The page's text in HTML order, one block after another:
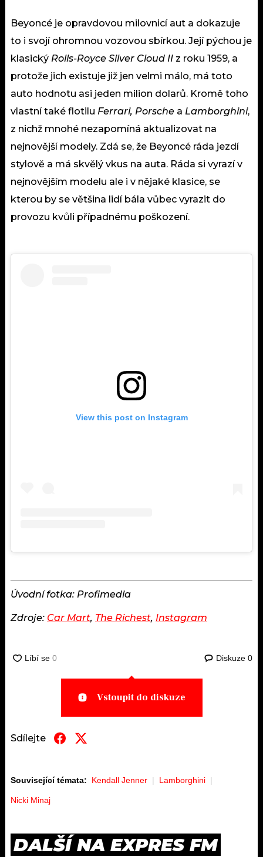
Beyoncé je opravdovou milovnicíaut a dokazuje
to i svojí ohromnou vozovou sbírkou. Její pýchou je
klasický Rolls-Royce Silver Cloud II z roku 1959, a
protože jich existuje již jen velmi málo, má toto
auto hodnotu asi jeden milion dolarů. Kromě toho
vlastní také flotilu Ferrari, Porsche a Lamborghini,
z nichž mnohé nezapomíná aktualizovat na
nejnovější modely. Zdá se, že Beyoncé ráda jezdí
stylově a má skvělý vkus na auta. Ráda si vyrazí v
nejnovějším modelu ale i v nějaké klasice, se
kterou by se většina lidí bála vůbec vyrazit do
provozu kvůli případnému poškození.
View this post on Instagram
Úvodní fotka: Profimedia
Zdroje: Car Mart, The Richest, Instagram
Diskuze 0
Vstoupit do diskuze
Sdílejte
Související témata: Kendall Jenner Lamborghini
Nicki Minaj
DALŠÍ NA EXPRES FM